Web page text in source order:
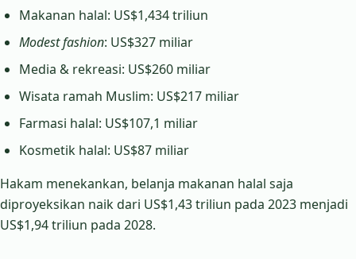
Makanan halal: US$1,434 triliun
Modest fashion: US$327 miliar
Media & rekreasi: US$260 miliar
Wisata ramah Muslim: US$217 miliar
Farmasi halal: US$107,1 miliar
Kosmetik halal: US$87 miliar
Hakam menekankan, belanja makanan halal saja
diproyeksikan naik dari US$1,43 triliun pada 2023 menjadi
US$1,94 triliun pada 2028.